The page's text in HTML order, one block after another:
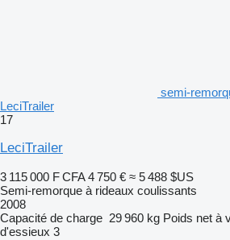
semi-
LeciTrailer
17
LeciTrailer
3 115 000 F CFA 4 750 € ≈ 5 488 $US
Semi-remorque à rideaux coulissants
2008
Capacité de charge 29 960 kg Poids net à
d'essieux 3